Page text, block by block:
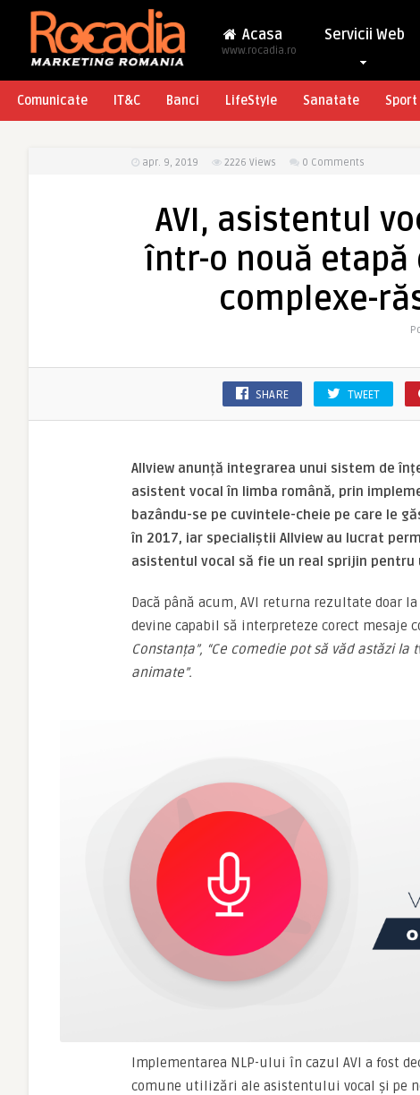
Acasa
www.rocadia.ro
Servicii Web
Comunicate IT&C Banci LifeStyle Sanatate Sport
apr. 9, 2019 2226 Views 0 Comments
AVI, asistentul
într-o nouă etapă
complexe-
SHARE TWEET
Allview anunță integrarea unui sistem de
asistent vocal în limba română, prin
bazându-se pe cuvintele-cheie pe care le
în 2017, iar specialiștii Allview au lucrat
asistentul vocal să fie un real sprijin pentru
Dacă până acum, AVI returna rezultate doar
devine capabil să interpreteze corect mesaje
Constanța”, “Ce comedie pot să văd astăzi la
animate”.
Implementarea NLP-ului în cazul AVI a fost
comune utilizări ale asistentului vocal și pe